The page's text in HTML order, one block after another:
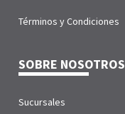
Términos y Condiciones
SOBRE NOSOTROS
Sucursales